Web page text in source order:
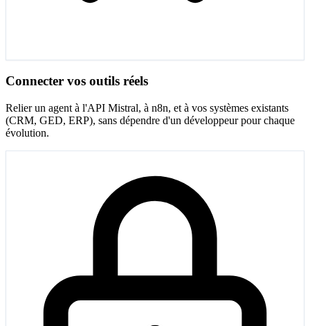
Connecter vos outils réels
Relier un agent à l'API Mistral, à n8n, et à vos systèmes existants
(CRM, GED, ERP), sans dépendre d'un développeur pour chaque
évolution.